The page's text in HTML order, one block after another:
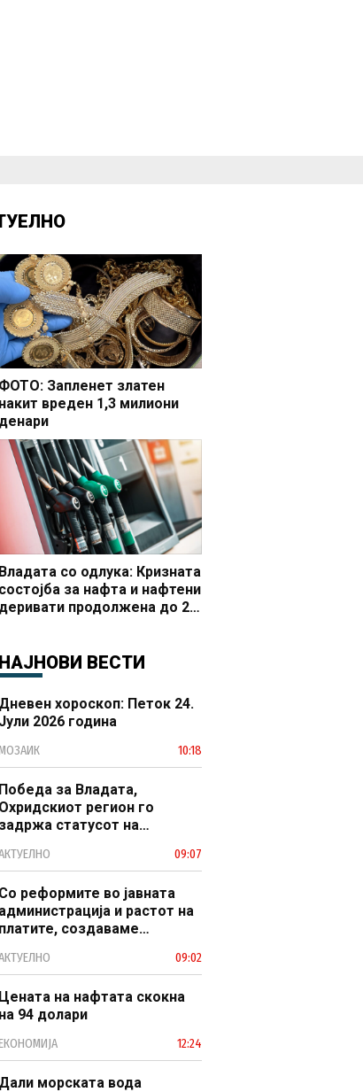
ФОТО: Запленет златен
накит вреден 1,3 милиони
денари
Владата со одлука: Кризната
состојба за нафта и нафтени
деривати продолжена до 20
НАЈНОВИ ВЕСТИ
Дневен хороскоп: Петок 24.
Јули 2026 година
10:18
Победа за Владата,
Охридскиот регион го
задржа статусот на
09:07
Со реформите во јавната
администрација и растот на
платите, создаваме
јавен сектор
09:02
Цената на нафтата скокна
на 94 долари
12:24
Дали морската вода